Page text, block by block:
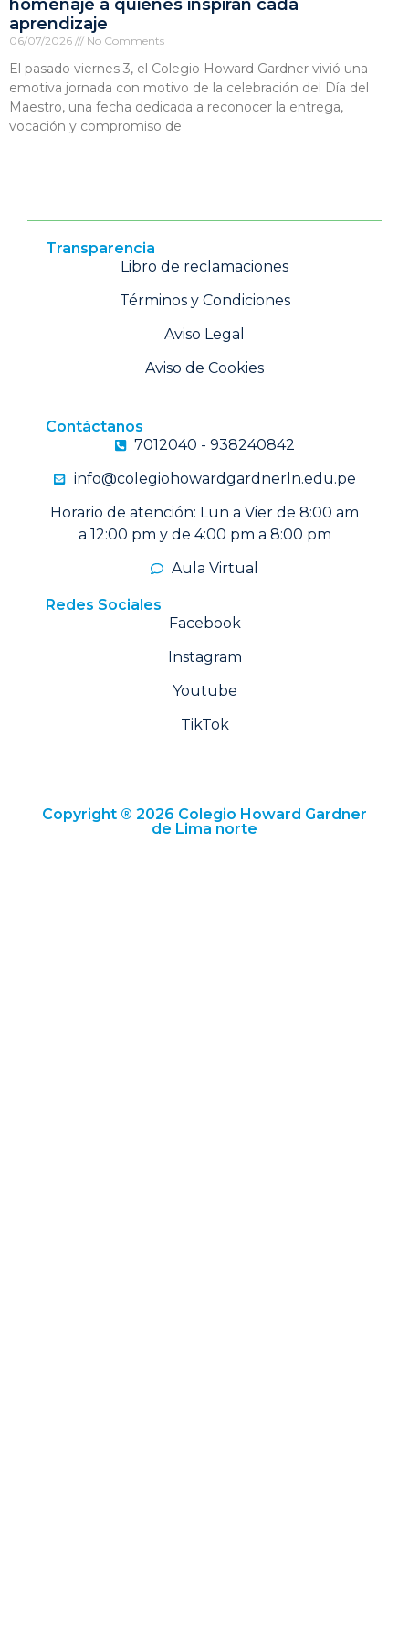
homenaje a quienes inspiran cada
aprendizaje
06/07/2026 No Comments
El pasado viernes 3, el Colegio Howard Gardner vivió una
emotiva jornada con motivo de la celebración del Día del
Maestro, una fecha dedicada a reconocer la entrega,
vocación y compromiso de
Transparencia
Libro de reclamaciones
Términos y Condiciones
Aviso Legal
Aviso de Cookies
Contáctanos
7012040 - 938240842
info@colegiohowardgardnerln.edu.pe
Horario de atención: Lun a Vier de 8:00 am
a 12:00 pm y de 4:00 pm a 8:00 pm
Aula Virtual
Redes Sociales
Facebook
Instagram
Youtube
TikTok
Copyright ® 2026 Colegio Howard Gardner
de Lima norte